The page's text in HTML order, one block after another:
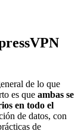
de lo que
es que ambas se
en todo el
de datos, con
de